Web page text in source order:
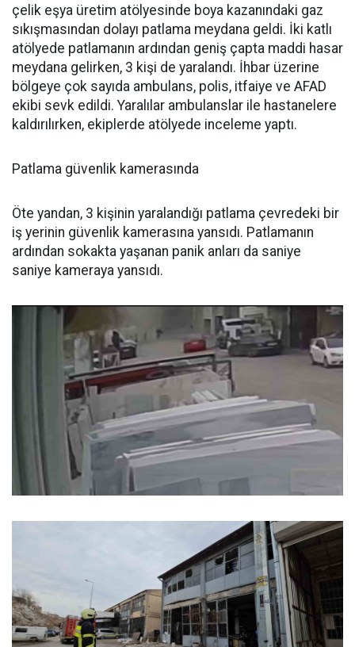
çelik eşya üretim atölyesinde boya kazanındaki gaz
sıkışmasından dolayı patlama meydana geldi. İki katlı
atölyede patlamanın ardından geniş çapta maddi hasar
meydana gelirken, 3 kişi de yaralandı. İhbar üzerine
bölgeye çok sayıda ambulans, polis, itfaiye ve AFAD
ekibi sevk edildi. Yaralılar ambulanslar ile hastanelere
kaldırılırken, ekiplerde atölyede inceleme yaptı.
Patlama güvenlik kamerasında
Öte yandan, 3 kişinin yaralandığı patlama çevredeki bir
iş yerinin güvenlik kamerasına yansıdı. Patlamanın
ardından sokakta yaşanan panik anları da saniye
saniye kameraya yansıdı.